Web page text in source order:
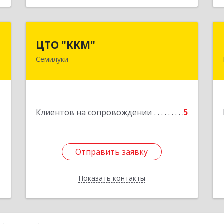
ЦТО "ККМ"
Семилуки
Клиентов на сопровождении 5
Отправить заявку
Показать контакты
Отправить заявку
Назад